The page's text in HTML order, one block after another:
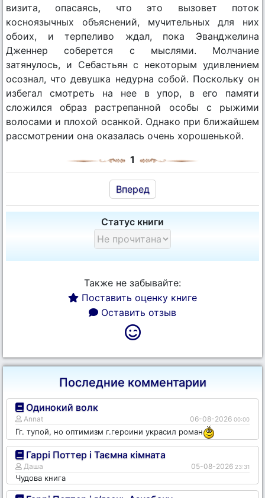
визита, опасаясь, что это вызовет поток
косноязычных объяснений, мучительных для них
обоих, и терпеливо ждал, пока Эванджелина
Дженнер соберется с мыслями. Молчание
затянулось, и Себастьян с некоторым удивлением
осознал, что девушка недурна собой. Поскольку он
избегал смотреть на нее в упор, в его памяти
сложился образ растрепанной особы с рыжими
волосами и плохой осанкой. Однако при ближайшем
рассмотрении она оказалась очень хорошенькой.
1
Вперед
Статус книги
Также не забывайте:
Поставить оценку книге
Оставить отзыв
Последние комментарии
Одинокий волк
Annat 06-08-2026 00:00
Гг. тупой, но оптимизм г.героини украсил роман
Гаррі Поттер і Таємна кімната
Даша 05-08-2026 23:31
Чудова книга